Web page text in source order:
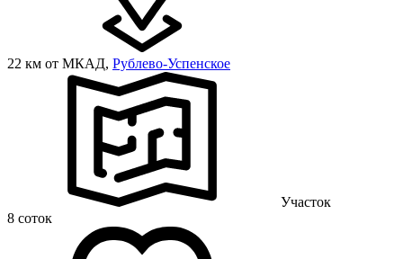
22 км от МКАД, Рублево-Успенское
Участок
8 соток